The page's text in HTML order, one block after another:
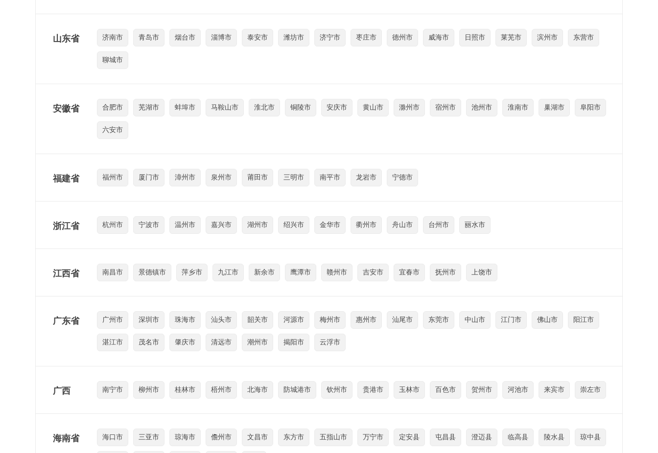
山东省 济南市 青岛市 烟台市 淄博市 泰安市 潍坊市 济宁市 枣庄市 德州市 威海市 日照市 莱芜市 滨州市 东营市
聊城市
安徽省 合肥市 芜湖市 蚌埠市 马鞍山市 淮北市 铜陵市 安庆市 黄山市 滁州市 宿州市 池州市 淮南市 巢湖市 阜阳市
六安市
福建省 福州市 厦门市 漳州市 泉州市 莆田市 三明市 南平市 龙岩市 宁德市
浙江省 杭州市 宁波市 温州市 嘉兴市 湖州市 绍兴市 金华市 衢州市 舟山市 台州市 丽水市
江西省 南昌市 景德镇市 萍乡市 九江市 新余市 鹰潭市 赣州市 吉安市 宜春市 抚州市 上饶市
广东省 广州市 深圳市 珠海市 汕头市 韶关市 河源市 梅州市 惠州市 汕尾市 东莞市 中山市 江门市 佛山市 阳江市
湛江市 茂名市 肇庆市 清远市 潮州市 揭阳市 云浮市
广西 南宁市 柳州市 桂林市 梧州市 北海市 防城港市 钦州市 贵港市 玉林市 百色市 贺州市 河池市 来宾市 崇左市
海南省 海口市 三亚市 琼海市 儋州市 文昌市 东方市 五指山市 万宁市 定安县 屯昌县 澄迈县 临高县 陵水县 琼中县